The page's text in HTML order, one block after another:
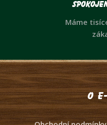
Máme
O